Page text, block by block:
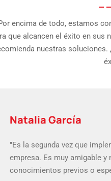
encima de todo, estamos
que alcancen el éxito en sus
nuestras soluciones.
Natalia García
"Es la segunda vez que
empresa. Es muy amigable y
conocimientos previos o